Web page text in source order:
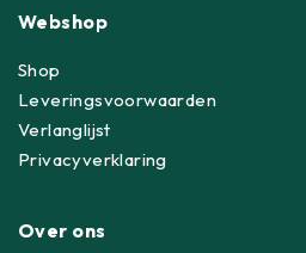
Webshop
Shop
Leveringsvoorwaarden
Verlanglijst
Privacyverklaring
Over ons